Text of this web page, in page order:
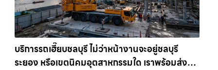
บริการรถเฮี๊ยบชลบุรี ไม่ว่าหน้างานจะอยู่ชลบุรี
ระยอง หรือเขตนิคมอุตสาหกรรมใด เราพร้อมส่งรถ